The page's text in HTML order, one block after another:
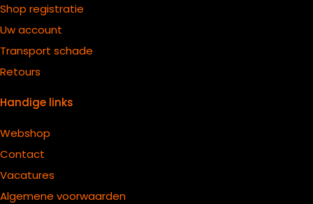
Shop registratie
Uw account
Transport schade
Retours
Handige links
Webshop
Contact
Vacatures
Algemene voorwaarden